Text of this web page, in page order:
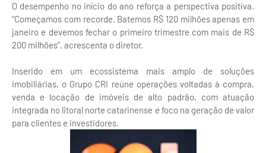
O desempenho no início do ano reforça a perspectiva positiva.
“Começamos com recorde. Batemos R$ 120 milhões apenas em
janeiro e devemos fechar o primeiro trimestre com mais de R$
200 milhões”, acrescenta o diretor.
Inserido em um ecossistema mais amplo de soluções
imobiliárias, o Grupo CRI reúne operações voltadas à compra,
venda e locação de imóveis de alto padrão, com atuação
integrada no litoral norte catarinense e foco na geração de valor
para clientes e investidores.